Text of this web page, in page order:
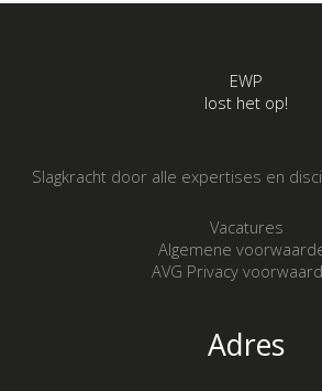
EWP
lost het op!
Slagkracht door alle expertises en
Vacatures
Algemene
AVG Privacy
Adres